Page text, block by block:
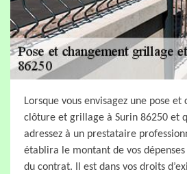
Lorsque vous envisagez une pose et
clôture et grillage à Surin 86250 et
adressez à un prestataire
établira le montant de vos
du contrat. Il est dans vos droits